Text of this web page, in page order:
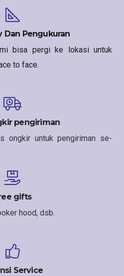
Dan Pengukuran
bisa pergi ke lokasi untuk
to face.
pengiriman
ongkir untuk pengiriman se-
gifts
hood, dsb.
Service